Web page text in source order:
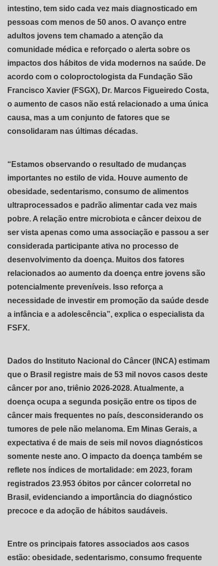
intestino, tem sido cada vez mais diagnosticado em
pessoas com menos de 50 anos. O avanço entre
adultos jovens tem chamado a atenção da
comunidade médica e reforçado o alerta sobre os
impactos dos hábitos de vida modernos na saúde. De
acordo com o coloproctologista da Fundação São
Francisco Xavier (FSGX), Dr. Marcos Figueiredo Costa,
o aumento de casos não está relacionado a uma única
causa, mas a um conjunto de fatores que se
consolidaram nas últimas décadas.
“Estamos observando o resultado de mudanças
importantes no estilo de vida. Houve aumento de
obesidade, sedentarismo, consumo de alimentos
ultraprocessados e padrão alimentar cada vez mais
pobre. A relação entre microbiota e câncer deixou de
ser vista apenas como uma associação e passou a ser
considerada participante ativa no processo de
desenvolvimento da doença. Muitos dos fatores
relacionados ao aumento da doença entre jovens são
potencialmente preveníveis. Isso reforça a
necessidade de investir em promoção da saúde desde
a infância e a adolescência”, explica o especialista da
FSFX.
Dados do Instituto Nacional do Câncer (INCA) estimam
que o Brasil registre mais de 53 mil novos casos deste
câncer por ano, triênio 2026-2028. Atualmente, a
doença ocupa a segunda posição entre os tipos de
câncer mais frequentes no país, desconsiderando os
tumores de pele não melanoma. Em Minas Gerais, a
expectativa é de mais de seis mil novos diagnósticos
somente neste ano. O impacto da doença também se
reflete nos índices de mortalidade: em 2023, foram
registrados 23.953 óbitos por câncer colorretal no
Brasil, evidenciando a importância do diagnóstico
precoce e da adoção de hábitos saudáveis.
Entre os principais fatores associados aos casos
estão: obesidade, sedentarismo, consumo frequente